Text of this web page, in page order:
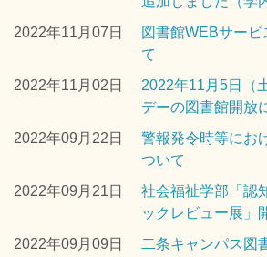
2022年11月07日
図書館WEBサー
て
2022年11月02日
2022年11月5日（
デーの図書館開放
2022年09月22日
警報発令時等にお
ついて
2022年09月21日
社会福祉学部「認
ックレビュー展」
2022年09月09日
二条キャンパス図